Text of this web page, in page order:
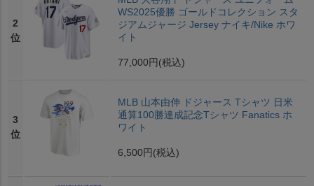
2
位
WS2025優勝 ゴールドコレクション スタ
ジアムジャージ Jersey ナイキ/Nike ホワ
イト
77,000円 (税込)
3
位
MLB 山本由伸 ドジャース Tシャツ 日米
通算100勝達成記念Tシャツ Fanatics ホ
ワイト
6,500円 (税込)